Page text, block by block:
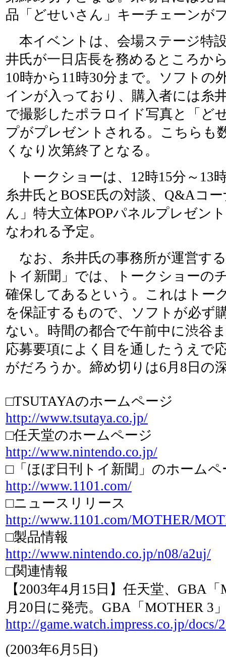
品「どせいさん」キーチェーンが
本イベントは、会場ステージ特
井氏が一日店長を務めるところか
10時から11時30分まで。ソフトの
インが入っており、購入者には糸
で撮影したポラロイド写真と「ど
プがプレゼントされる。こちらも
くなり次第終了となる。
トークショーは、12時15分～13
糸井氏とBOSE氏の対談、Q&Aコ
ん」特大立体POPパネルプレゼン
なわれる予定。
なお、糸井氏の事務所が運営す
トイ新聞」では、トークショーの
確保してあるという。これはトー
を保証するもので、ソフトが必ず
ない。時間の都合で午前中に渋谷
応募要項によく目を通したうえで
がだろうか。締め切りは6月8日の
□TSUTAYAのホームページ
http://www.tsutaya.co.jp/
□任天堂のホームページ
http://www.nintendo.co.jp/
□「ほぼ日刊トイ新聞」のホームペ
http://www.1101.com/
□ニュースリリース
http://www.1101.com/MOTHER/
□製品情報
http://www.nintendo.co.jp/n08/a2uj/
□関連情報
【2003年4月15日】任天堂、GBA
月20日に発売。GBA「MOTHER 3
http://game.watch.impress.co.jp/docs/
(2003年6月5日)